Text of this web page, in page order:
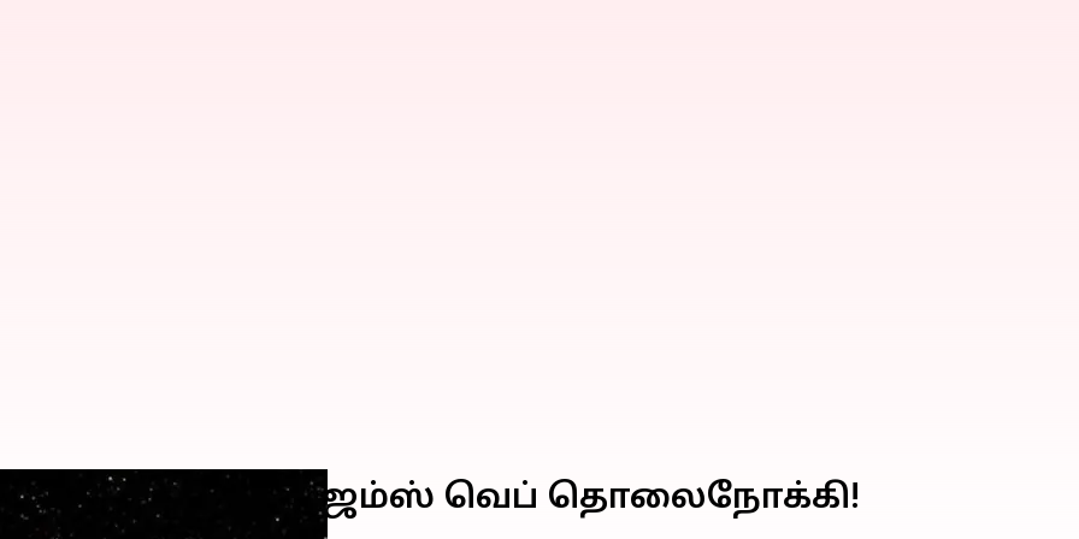
கண்டறிந்த ஜேம்ஸ் வெப் தொலைநோக்கி!